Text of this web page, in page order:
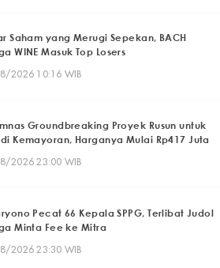
Saham yang Merugi Sepekan, BACH
WINE Masuk Top Losers
2026 10:16 WIB
Groundbreaking Proyek Rusun untuk
di Kemayoran, Harganya Mulai Rp417 Juta
2026 23:00 WIB
Pecat 66 Kepala SPPG, Terlibat Judol
Minta Fee ke Mitra
2026 23:30 WIB